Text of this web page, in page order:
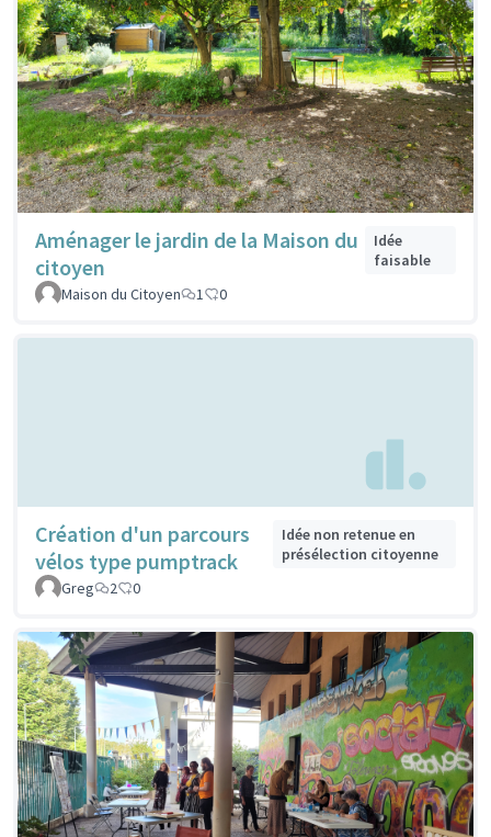
Aménager le jardin de la Maison du
citoyen
Idée
faisable
Maison du Citoyen
1 0
Création d'un parcours
vélos type pumptrack
Idée non retenue en
présélection citoyenne
Greg
2 0